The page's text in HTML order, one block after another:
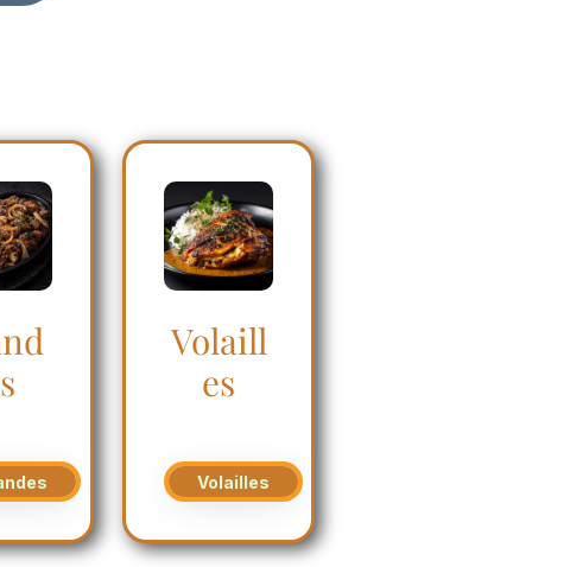
Volaill
es
Volailles